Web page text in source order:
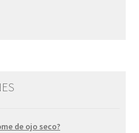
de ojo seco?